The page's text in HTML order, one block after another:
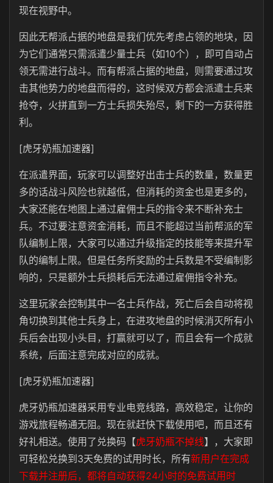
现在视野中。
因此无帮派占据的地盘是我们优先考虑占领的地块，因
为它们通常只需派遣少量士兵（如10个），即可自动占
领无需进行战斗。而有帮派占据的地盘，则需要通过攻
击其他势力的地盘而得的，这时候双方都会派遣士兵来
抢夺，火拼直到一方士兵损失殆尽，剩下的一方获得胜
利。
[虎牙奶瓶加速器]
在派遣界面，玩家可以调整好出击士兵的数量，数量更
多的话战斗风险也就越低，但消耗的资金也是更多的，
大家还能在地图上通过雇佣士兵的指令来不断补充士
兵。不过要注意资金消耗，而且不能超过当前帮派的军
队编制上限，大家可以通过升级指定的技能等来提升军
队的编制上限。但是任务所奖励的士兵数是不受编制影
响的，只是额外士兵损耗后无法通过雇佣指令补充。
这里玩家会控制其中一名士兵作战，死亡后会自动将视
角切换到其他士兵身上，在进攻地盘的时候消灭所有小
兵后会出现小头目，打赢就可以了，而且会有一个成就
系统，后面注意完成对应的成就。
[虎牙奶瓶加速器]
虎牙奶瓶加速器采用专业电竞线路，高效稳定，让你的
游戏旅程畅通无阻。现在就赶快下载使用吧，而且还有
好礼相送。 使用了兑换码【虎牙奶瓶不掉线】，大家即
可轻松兑换到3天免费的试用时长，所有新用户在完成
下载并注册后，都将自动获得24小时的免费试用时